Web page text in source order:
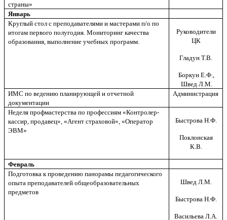
страны»
Январь
Круглый стол с преподавателями и мастерами п/о по
итогам первого полугодия. Мониторинг качества
образования, выполнение учебных программ.
Руководители
ЦК
Гладун Т.В.
Боркун Е.Ф.,
Швед Л.М.
ИМС по ведению планирующей и отчетной
документации
Администрация
Неделя профмастерства по профессиям «Контролер-
кассир, продавец», «Агент страховой», «Оператор
ЭВМ»
Быстрова Н.Ф.
Поклонская
К.В.
Февраль
Подготовка к проведению панорамы педагогического
опыта преподавателей общеобразовательных
предметов
Швед Л.М.
Быстрова Н.Ф.
Васильева Л.А.